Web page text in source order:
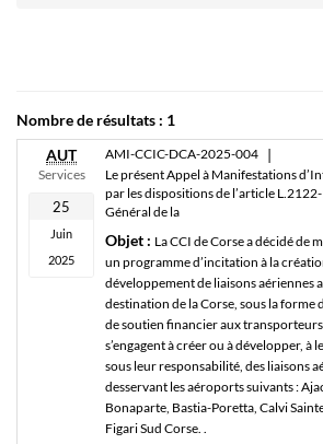
Nombre de résultats : 1
AUT
Services
25
Juin
2025
AMI-CCIC-DCA-2025-004 |
Le présent Appel à Manifestations
par les dispositions de l’article
Général de la
Objet : La CCI de Corse a décidé de
un programme d’incitation à la
développement de liaisons aériennes
destination de la Corse, sous la forme
de soutien financier aux
s’engagent à créer ou à développer, à
sous leur responsabilité, des liaisons
desservant les aéroports suivants :
Bonaparte, Bastia-Poretta, Calvi
Figari Sud Corse. .